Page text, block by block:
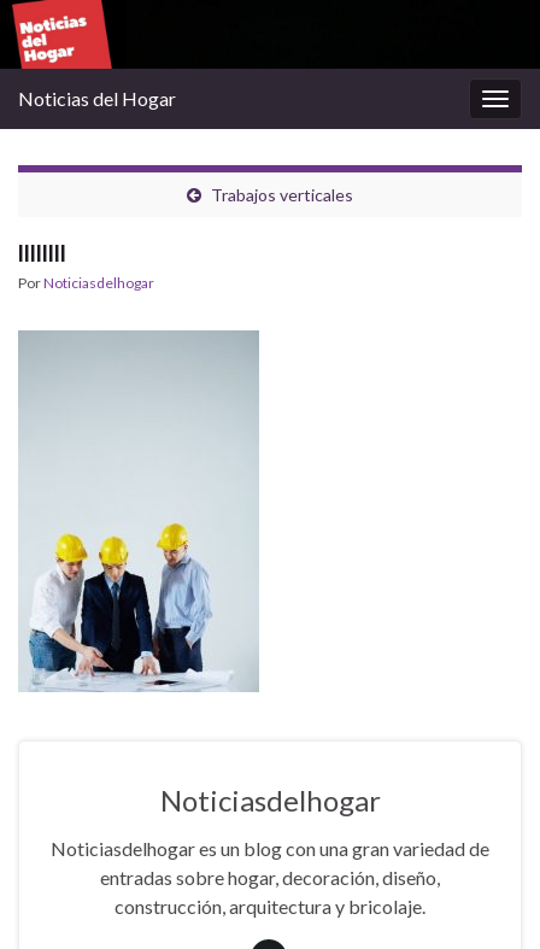
la
Noticias del Hogar
Trabajos verticales
llllllll
PorNoticiasdelhogar
Noticiasdelhogar
Noticiasdelhogar es un blog con una gran variedad de
entradas sobre hogar, decoración, diseño,
construcción, arquitectura y bricolaje.